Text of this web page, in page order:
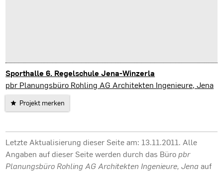
Sporthalle 6. Regelschule Jena-Winzerla
Jena
pbr Planungsbüro Rohling AG Architekten Ingenieure, Jena
Projekt merken
Letzte Aktualisierung dieser Seite am: 13.11.2011. Alle
Angaben auf dieser Seite werden durch das Büropbr
Planungsbüro Rohling AG Architekten Ingenieure, Jenaauf